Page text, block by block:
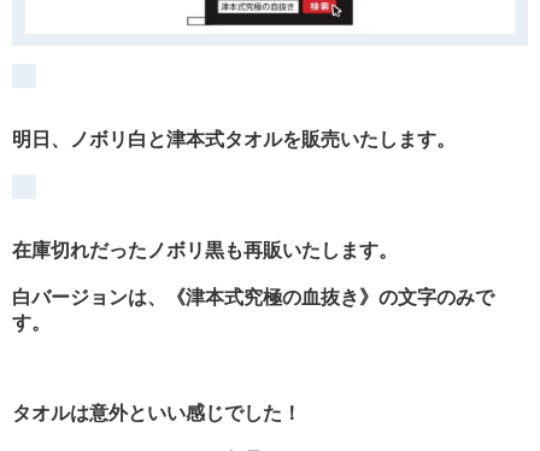
明日、ノボリ白と津本式タオルを販売いたします。
在庫切れだったノボリ黒も再販いたします。
白バージョンは、《津本式究極の血抜き》の文字のみで
す。
タオルは意外といい感じでした！